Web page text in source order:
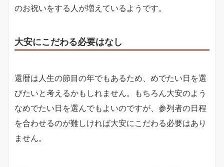
のお祝いをする人が増えているようです。
大安にこだわる必要はなし
還暦は人生の節目の年でもあるため、めでたい日を選
びたいと考えるかもしれません。もちろん大安のよう
なめでたい日を選んでもよいのですが、参列者の日程
を合わせるのが難しければ大安にこだわる必要はあり
ません。